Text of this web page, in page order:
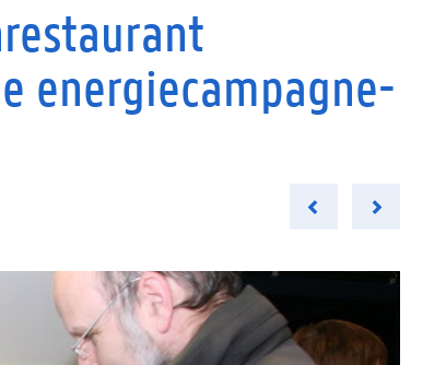
energiecampagne-